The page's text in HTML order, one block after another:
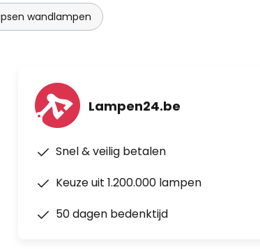
wandlampen
Lampen24.be
Snel & veilig betalen
Keuze uit 1.200.000 lampen
50 dagen bedenktijd